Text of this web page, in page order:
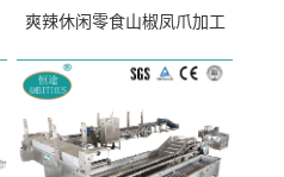
爽辣休闲零食山椒凤爪加工
流水线）